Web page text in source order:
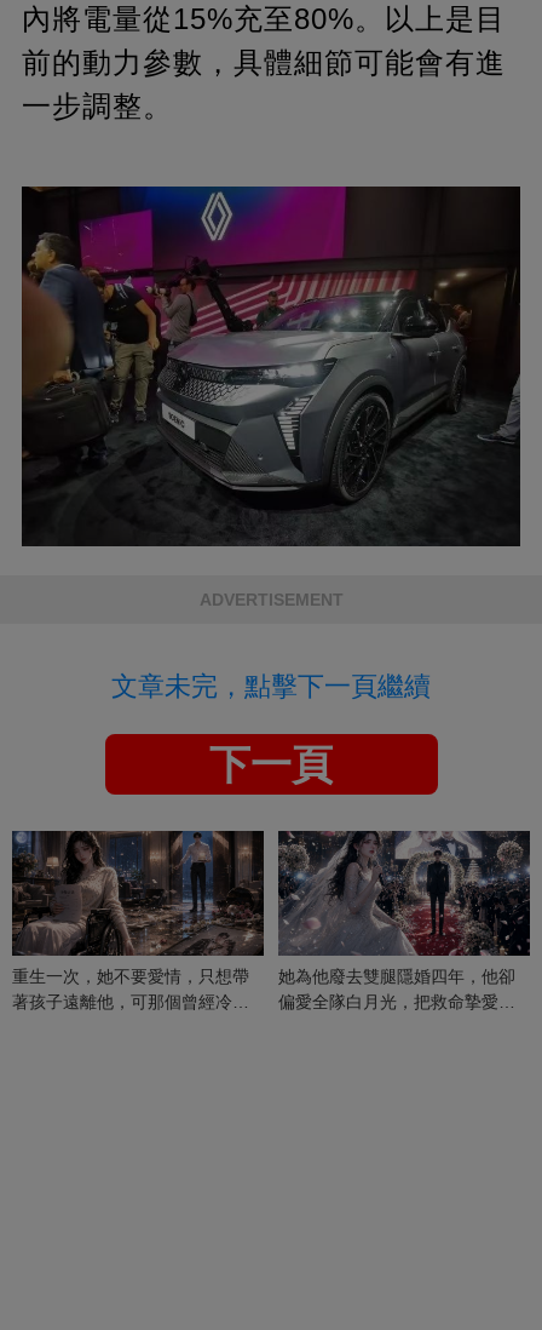
內將電量從15%充至80%。以上是目
前的動力參數，具體細節可能會有進
一步調整。
ADVERTISEMENT
文章未完，點擊下一頁繼續
下一頁
重生一次，她不要愛情，只想帶
著孩子遠離他，可那個曾經冷漠
她為他廢去雙腿隱婚四年，他卻
偏愛全隊白月光，把救命摯愛當